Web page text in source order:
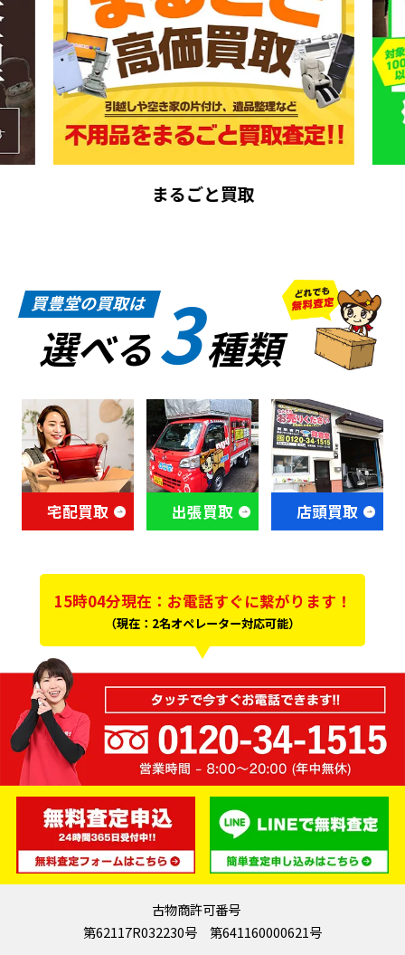
まるごと買取
買豊堂の買取は
選べる3種類
宅配買取 出張買取 店頭買取
15時04分現在：お電話すぐに繋がります！
（現在：2名オペレーター対応可能）
古物商許可番号
第62117R032230号 第641160000621号